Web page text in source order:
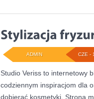
CZE -
ADMIN
Studio Veriss to internetowy
codziennym inspiracjom dla
dobierać kosmetyki. Strona